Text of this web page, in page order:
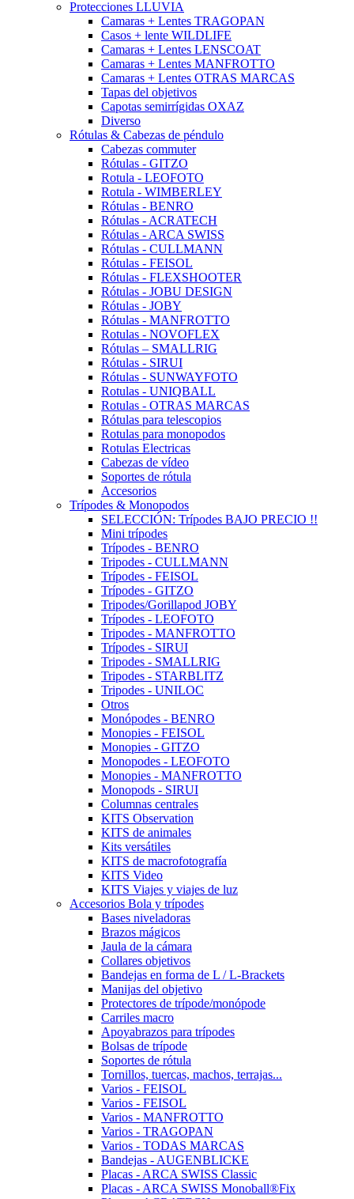
Protecciones LLUVIA
Camaras + Lentes TRAGOPAN
Casos + lente WILDLIFE
Camaras + Lentes LENSCOAT
Camaras + Lentes MANFROTTO
Camaras + Lentes OTRAS MARCAS
Tapas del objetivos
Capotas semirrígidas OXAZ
Diverso
Rótulas & Cabezas de péndulo
Cabezas commuter
Rótulas - GITZO
Rotula - LEOFOTO
Rotula - WIMBERLEY
Rótulas - BENRO
Rótulas - ACRATECH
Rótulas - ARCA SWISS
Rótulas - CULLMANN
Rótulas - FEISOL
Rótulas - FLEXSHOOTER
Rótulas - JOBU DESIGN
Rótulas - JOBY
Rótulas - MANFROTTO
Rotulas - NOVOFLEX
Rótulas – SMALLRIG
Rótulas - SIRUI
Rótulas - SUNWAYFOTO
Rotulas - UNIQBALL
Rotulas - OTRAS MARCAS
Rótulas para telescopios
Rotulas para monopodos
Rotulas Electricas
Cabezas de vídeo
Soportes de rótula
Accesorios
Trípodes & Monopodos
SELECCIÓN: Trípodes BAJO PRECIO !!
Mini trípodes
Trípodes - BENRO
Tripodes - CULLMANN
Trípodes - FEISOL
Trípodes - GITZO
Tripodes/Gorillapod JOBY
Trípodes - LEOFOTO
Tripodes - MANFROTTO
Trípodes - SIRUI
Tripodes - SMALLRIG
Tripodes - STARBLITZ
Tripodes - UNILOC
Otros
Monópodes - BENRO
Monopies - FEISOL
Monopies - GITZO
Monopodes - LEOFOTO
Monopies - MANFROTTO
Monopods - SIRUI
Columnas centrales
KITS Observation
KITS de animales
Kits versátiles
KITS de macrofotografía
KITS Video
KITS Viajes y viajes de luz
Accesorios Bola y trípodes
Bases niveladoras
Brazos mágicos
Jaula de la cámara
Collares objetivos
Bandejas en forma de L / L-Brackets
Manijas del objetivo
Protectores de trípode/monópode
Carriles macro
Apoyabrazos para trípodes
Bolsas de trípode
Soportes de rótula
Tornillos, tuercas, machos, terrajas...
Varios - FEISOL
Varios - FEISOL
Varios - MANFROTTO
Varios - TRAGOPAN
Varios - TODAS MARCAS
Bandejas - AUGENBLICKE
Placas - ARCA SWISS Classic
Placas - ARCA SWISS Monoball®Fix